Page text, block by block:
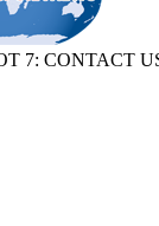
7: CONTACT